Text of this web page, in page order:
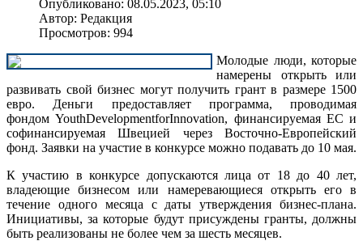
Опубликовано: 08.05.2023, 05:10
Автор: Редакция
Просмотров: 994
Молодые люди, которые
намерены открыть или
развивать свой бизнес могут получить грант в размере 1500
евро. Деньги предоставляет программа, проводимая
фондом YouthDevelopmentforInnovation, финансируемая ЕС и
софинансируемая Швецией через Восточно-Европейский
фонд. Заявки на участие в конкурсе можно подавать до 10 мая.
К участию в конкурсе допускаются лица от 18 до 40 лет,
владеющие бизнесом или намеревающиеся открыть его в
течение одного месяца с даты утверждения бизнес-плана.
Инициативы, за которые будут присуждены гранты, должны
быть реализованы не более чем за шесть месяцев.